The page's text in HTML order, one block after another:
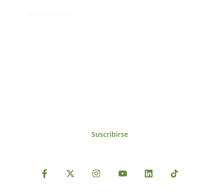
Suscribirse